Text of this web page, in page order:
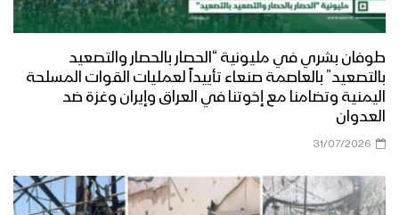
طوفان بشري في مليونية “الحصار بالحصار والتصعيد
بالتصعيد” بالعاصمة صنعاء تأييداً لعمليات القوات المسلحة
اليمنية وتضامنا مع إخوتنا في العراق وإيران وغزة ضد
العدوان
31/07/2026